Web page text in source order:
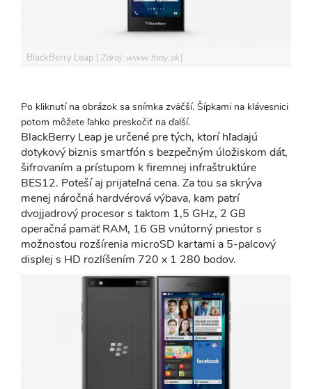
BlackBerry Leap Zdroj: www.fony.sk
Po kliknutí na obrázok sa snímka zväčší. Šípkami na klávesnici
potom môžete ľahko preskočiť na ďalší.
BlackBerry Leap je určené pre tých, ktorí hľadajú
dotykový biznis smartfón s bezpečným úložiskom dát,
šifrovaním a prístupom k firemnej infraštruktúre
BES12. Poteší aj prijateľná cena. Za tou sa skrýva
menej náročná hardvérová výbava, kam patrí
dvojjadrový procesor s taktom 1,5 GHz, 2 GB
operačná pamäť RAM, 16 GB vnútorný priestor s
možnosťou rozšírenia microSD kartami a 5-palcový
displej s HD rozlíšením 720 x 1 280 bodov.